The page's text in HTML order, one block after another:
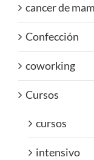
cancer de
Confección
coworking
Cursos
cursos
intensivo